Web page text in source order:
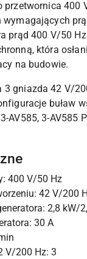
przetwornica 400
prąd 400 V/50
która
na budowie.
3 gniazda 42 V/
buław
AV585, 3-AV585
400 V/50 Hz
42 V/200
2,8 kW/
30 A
V/200 Hz: 3